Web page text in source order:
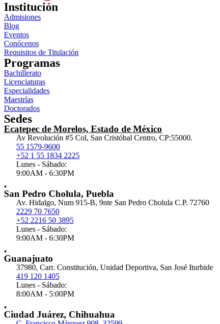
Institución
Admisiones
Blog
Eventos
Conócenos
Requisitos de Titulación
Programas
Bachillerato
Licenciaturas
Especialidades
Maestrías
Doctorados
Sedes
Ecatepec de Morelos, Estado de México
Av Revolución #5 Col, San Cristóbal Centro, CP:55000.
55 1579-9600
+52 1 55 1834 2225
Lunes - Sábado:
9:00AM - 6:30PM
.
San Pedro Cholula, Puebla
Av. Hidalgo, Num 915-B, 9nte San Pedro Cholula C.P. 72760
2229 70 7650
+52 2216 50 3895
Lunes - Sábado:
9:00AM - 6:30PM
.
Guanajuato
37980, Carr. Constitución, Unidad Deportiva, San José Iturbide
419 120 1405
Lunes - Sábado:
8:00AM - 5:00PM
.
Ciudad Juárez, Chihuahua